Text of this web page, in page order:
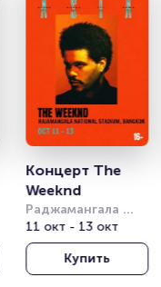
Концерт The
Weeknd
Раджамангала
Нэшнл Стэдиум
(Rajamangala
National Stadium)
11 окт - 13 окт
Купить